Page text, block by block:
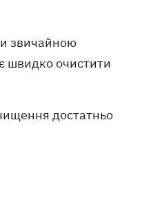
звичайною
швидко очистити
достатньо